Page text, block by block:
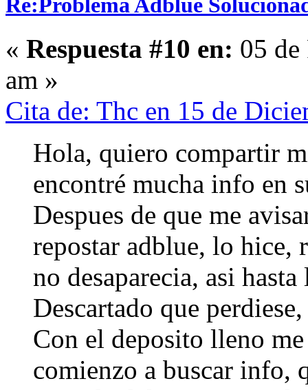
« Respuesta #10 en: 05
am »
Cita de: Thc en 15 de
Hola, quiero compartir
encontré mucha info en
Despues de que me
repostar adblue, lo hice,
no desaparecia, asi
Descartado que
Con el deposito lleno
comienzo a buscar info,